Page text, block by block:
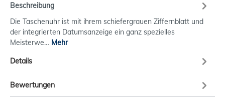
Beschreibung
Die Taschenuhr ist mit ihrem schiefergrauen Ziffernblatt und
der integrierten Datumsanzeige ein ganz spezielles
Meisterwe… Mehr
Details
Bewertungen